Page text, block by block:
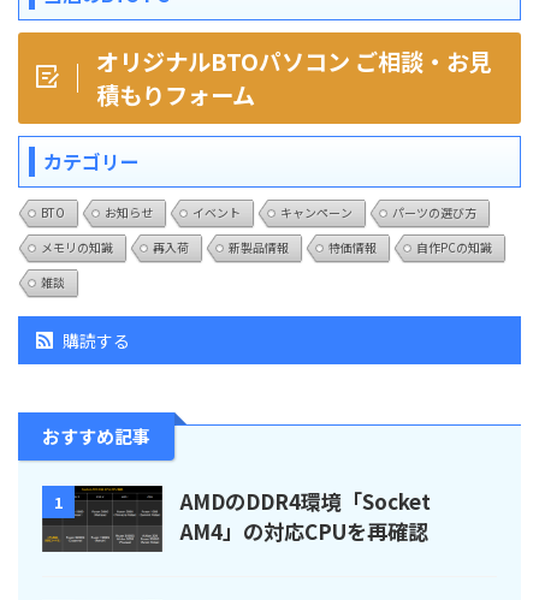
オリジナルBTOパソコン ご相談・お見
積もりフォーム
カテゴリー
BTO お知らせ イベント キャンペーン
パーツの選び方
メモリの知識
再入荷 新製品情報 特価情報
自作PCの知識
雑談
購読する
おすすめ記事
1
AMDのDDR4環境「Socket
AM4」の対応CPUを再確認